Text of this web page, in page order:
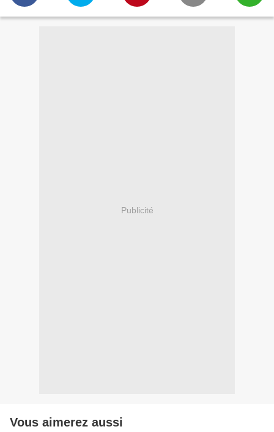
Publicité
Vous aimerez aussi